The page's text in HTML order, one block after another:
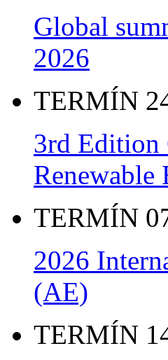
Global
2026
TERMÍN
3rd Edition
Renewable
TERMÍN
2026
(AE)
TERMÍN